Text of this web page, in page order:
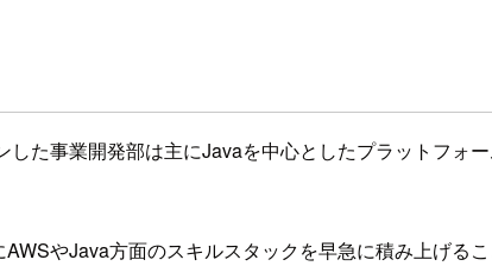
た事業開発部は主にJavaを中心としたプラットフォ
やJava方面のスキルスタックを早急に積み上げる